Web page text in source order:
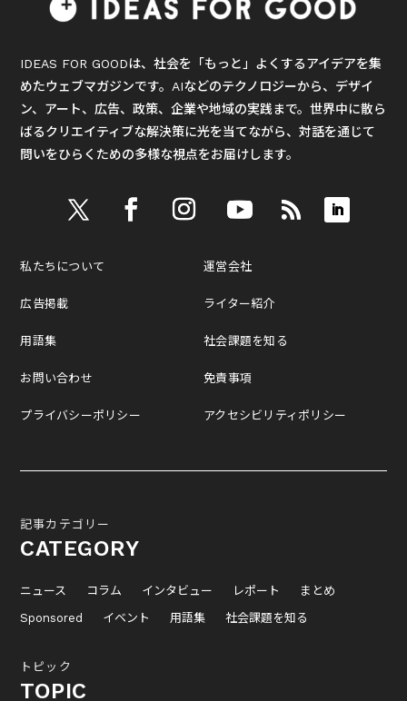
IDEAS FOR GOODは、社会を「もっと」よくするアイデアを集
めたウェブマガジンです。AIなどのテクノロジーから、デザイ
ン、アート、広告、政策、企業や地域の実践まで。世界中に散ら
ばるクリエイティブな解決策に光を当てながら、対話を通じて
問いをひらくための多様な視点をお届けします。
私たちについて
広告掲載
用語集
お問い合わせ
プライバシーポリシー
運営会社
ライター紹介
社会課題を知る
免責事項
アクセシビリティポリシー
記事カテゴリー
CATEGORY
ニュース コラム インタビュー レポート
まとめ
Sponsored
イベント 用語集 社会課題を知る
トピック
TOPIC